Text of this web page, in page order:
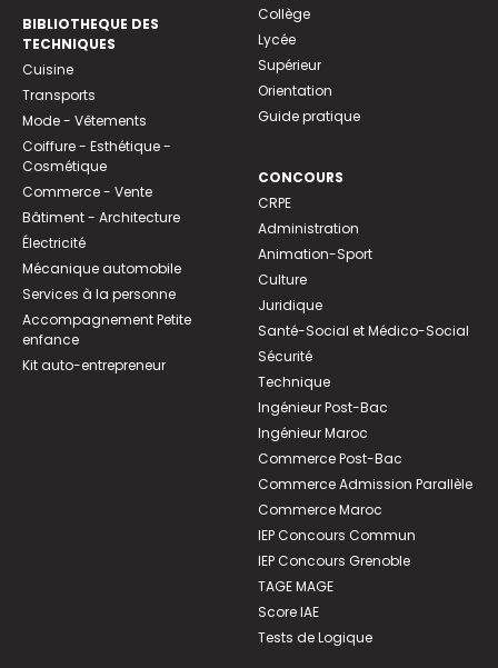
BIBLIOTHEQUE DES
TECHNIQUES
Cuisine
Transports
Mode - Vêtements
Coiffure - Esthétique -
Cosmétique
Commerce - Vente
Bâtiment - Architecture
Électricité
Mécanique automobile
Services à la personne
Accompagnement Petite
enfance
Kit auto-entrepreneur
Collège
Lycée
Supérieur
Orientation
Guide pratique
CONCOURS
CRPE
Administration
Animation-Sport
Culture
Juridique
Santé-Social et Médico-Social
Sécurité
Technique
Ingénieur Post-Bac
Ingénieur Maroc
Commerce Post-Bac
Commerce Admission Parallèle
Commerce Maroc
IEP Concours Commun
IEP Concours Grenoble
TAGE MAGE
Score IAE
Tests de Logique